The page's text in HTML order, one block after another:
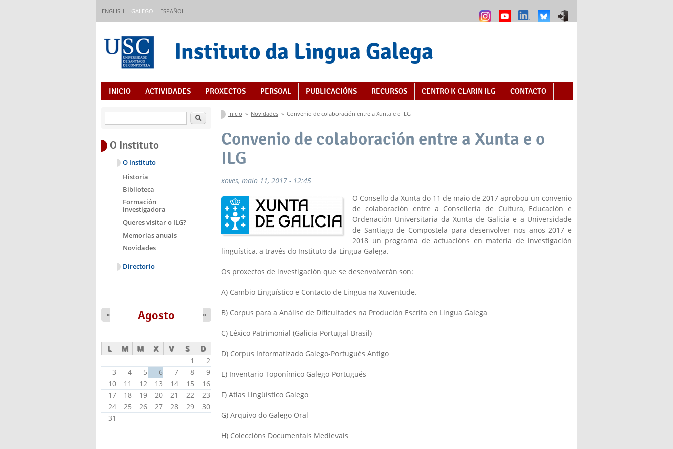
ENGLISH GALEGO ESPAÑOL
Instituto da Lingua Galega
Índice de contidos
INICIO ACTIVIDADES PROXECTOS PERSOAL PUBLICACIÓNS RECURSOS CENTRO K-CLARIN ILG CONTACTO
Vostede está aquí
Inicio » Novidades » Convenio de colaboración entre a Xunta e o ILG
Convenio de colaboración entre a Xunta e o
ILG
xoves, maio 11, 2017 - 12:45
O Consello da Xunta do 11 de maio de 2017 aprobou un convenio
de colaboración entre a Consellería de Cultura, Educación e
Ordenación Universitaria da Xunta de Galicia e a Universidade
de Santiago de Compostela para desenvolver nos anos 2017 e
2018 un programa de actuacións en materia de investigación
lingüística, a través do Instituto da Lingua Galega.
Os proxectos de investigación que se desenvolverán son:
A) Cambio Lingüístico e Contacto de Lingua na Xuventude.
B) Corpus para a Análise de Dificultades na Produción Escrita en Lingua Galega
C) Léxico Patrimonial (Galicia-Portugal-Brasil)
D) Corpus Informatizado Galego-Portugués Antigo
E) Inventario Toponímico Galego-Portugués
F) Atlas Lingüístico Galego
G) Arquivo do Galego Oral
H) Coleccións Documentais Medievais
Buscar
O Instituto
O Instituto
Historia
Biblioteca
Formación
investigadora
Queres visitar o ILG?
Memorias anuais
Novidades
Directorio
Agosto
« »
L M M X V S D
1
2
3
4 5 6 7 8
9
10
11 12 13 14 15
16
17
18 19 20 21 22
23
24
25 26 27 28 29
30
31